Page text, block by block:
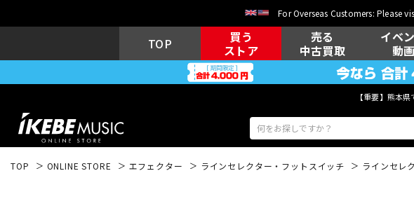
For Overseas Customers: Please
TOP
買う
ストア
売る
中古買取
イベ
動画
【重要】熊本
TOP ONLINE STORE エフェクター ラインセレクター・フットスイッチ ラインセレ